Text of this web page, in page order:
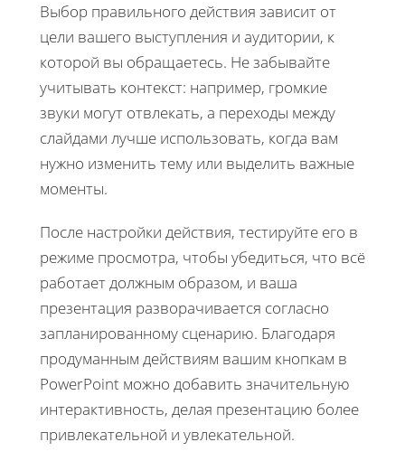
Выбор правильного действия зависит от
цели вашего выступления и аудитории, к
которой вы обращаетесь. Не забывайте
учитывать контекст: например, громкие
звуки могут отвлекать, а переходы между
слайдами лучше использовать, когда вам
нужно изменить тему или выделить важные
моменты.
После настройки действия, тестируйте его в
режиме просмотра, чтобы убедиться, что всё
работает должным образом, и ваша
презентация разворачивается согласно
запланированному сценарию. Благодаря
продуманным действиям вашим кнопкам в
PowerPoint можно добавить значительную
интерактивность, делая презентацию более
привлекательной и увлекательной.